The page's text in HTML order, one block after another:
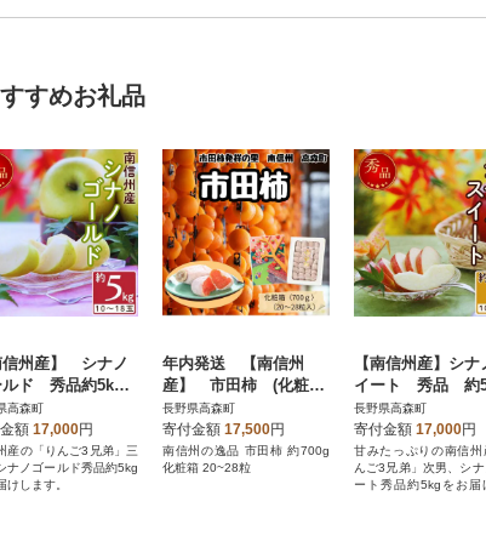
すめお礼品
信州産】 シナノ
ルド 秀品約5kg
20玉) 2026年1
旬から順次発送
高森町
額 17,000円
産の「りんご3兄弟」三
ナノゴールド秀品約5kg
けします。
年内発送 【南信州
産】 市田柿 (化粧箱
20粒～28粒 約700g)
長野県高森町
寄付金額 17,500円
南信州の逸品 市田柿 約700g
化粧箱 20~28粒
【南信州産】シナ
イート 秀品 約
0～20玉) ※2026
月中旬から順次発送
長野県高森町
寄付金額 17,000円
甘みたっぷりの南信州
んご3兄弟」次男、シナ
ート秀品約5kgをお届